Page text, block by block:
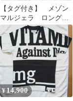
【タグ付き】 メゾン
マルジェラ ロング
Vネック ニット ベ
スト グレー L
¥ 14,900